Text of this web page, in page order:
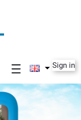
Sign in